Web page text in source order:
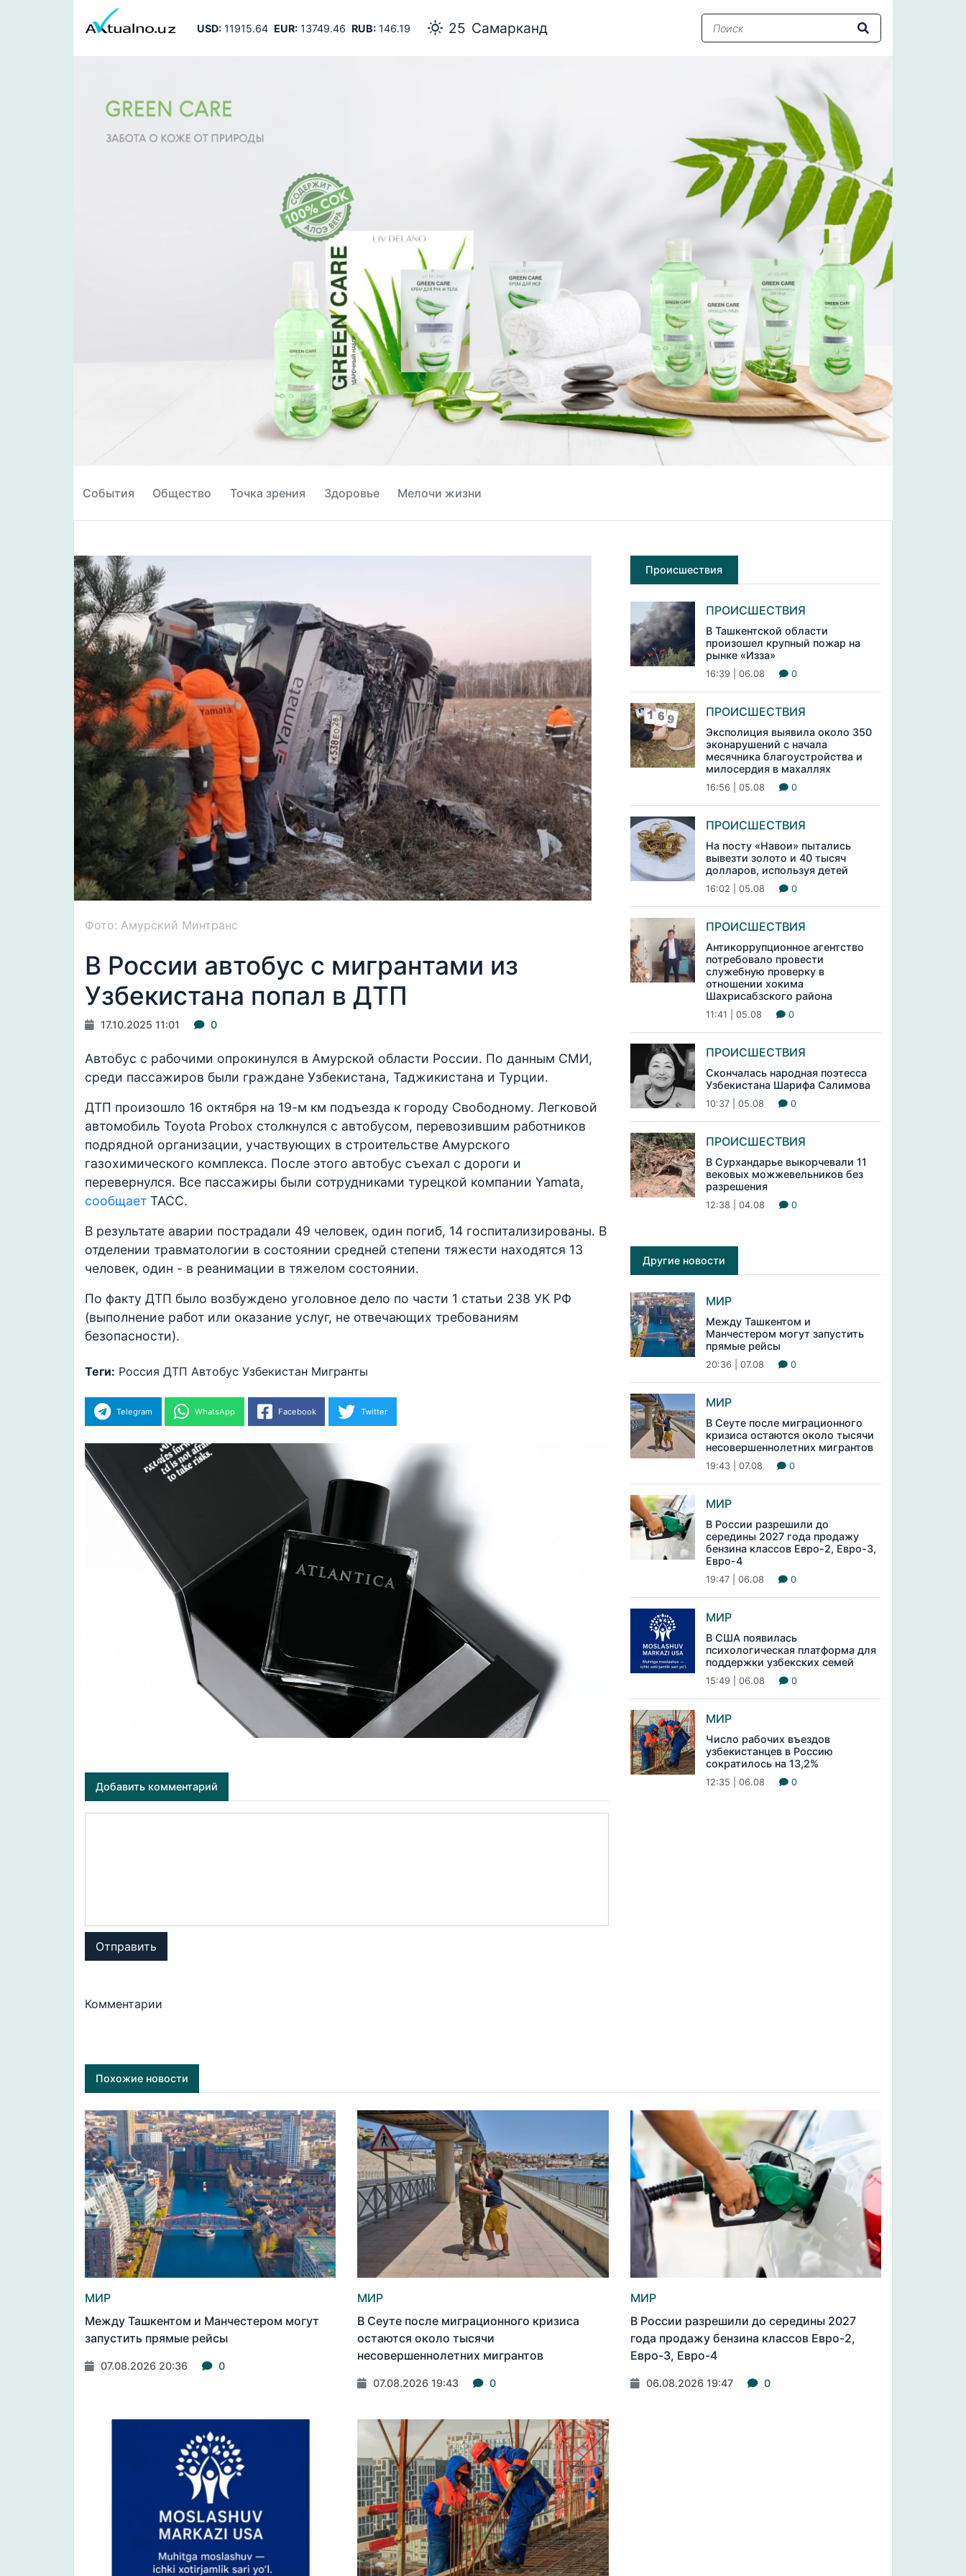
USD:11915.64 EUR:13749.46 RUB:146.19 25 Самарканд
События Общество Точка зрения Здоровье Мелочи жизни
Фото: Амурский Минтранс
В России автобус с мигрантами из
Узбекистана попал в ДТП
17.10.2025 11:01 0
Автобус с рабочими опрокинулся в Амурской области России. По данным СМИ,
среди пассажиров были граждане Узбекистана, Таджикистана и Турции.
ДТП произошло 16 октября на 19-м км подъезда к городу Свободному. Легковой
автомобиль Toyota Probox столкнулся с автобусом, перевозившим работников
подрядной организации, участвующих в строительстве Амурского
газохимического комплекса. После этого автобус съехал с дороги и
перевернулся. Все пассажиры были сотрудниками турецкой компании Yamata,
сообщает ТАСС.
В результате аварии пострадали 49 человек, один погиб, 14 госпитализированы. В
отделении травматологии в состоянии средней степени тяжести находятся 13
человек, один - в реанимации в тяжелом состоянии.
По факту ДТП было возбуждено уголовное дело по части 1 статьи 238 УК РФ
(выполнение работ или оказание услуг, не отвечающих требованиям
безопасности).
Теги: Россия ДТП Автобус Узбекистан Мигранты
Telegram WhatsApp Facebook Twitter
Добавить комментарий
Отправить
Комментарии
Происшествия
ПРОИСШЕСТВИЯ
В Ташкентской области
произошел крупный пожар на
рынке «Изза»
16:39 | 06.08 0
ПРОИСШЕСТВИЯ
Эксполиция выявила около 350
эконарушений с начала
месячника благоустройства и
милосердия в махаллях
16:56 | 05.08 0
ПРОИСШЕСТВИЯ
На посту «Навои» пытались
вывезти золото и 40 тысяч
долларов, используя детей
16:02 | 05.08 0
ПРОИСШЕСТВИЯ
Антикоррупционное агентство
потребовало провести
служебную проверку в
отношении хокима
Шахрисабзского района
11:41 | 05.08 0
ПРОИСШЕСТВИЯ
Скончалась народная поэтесса
Узбекистана Шарифа Салимова
10:37 | 05.08 0
ПРОИСШЕСТВИЯ
В Сурхандарье выкорчевали 11
вековых можжевельников без
разрешения
12:38 | 04.08 0
Другие новости
МИР
Между Ташкентом и
Манчестером могут запустить
прямые рейсы
20:36 | 07.08 0
МИР
В Сеуте после миграционного
кризиса остаются около тысячи
несовершеннолетних мигрантов
19:43 | 07.08 0
МИР
В России разрешили до
середины 2027 года продажу
бензина классов Евро-2, Евро-3,
Евро-4
19:47 | 06.08 0
МИР
В США появилась
психологическая платформа для
поддержки узбекских семей
15:49 | 06.08 0
МИР
Число рабочих въездов
узбекистанцев в Россию
сократилось на 13,2%
12:35 | 06.08 0
Похожие новости
МИР
Между Ташкентом и Манчестером могут
запустить прямые рейсы
07.08.2026 20:36 0
МИР
В Сеуте после миграционного кризиса
остаются около тысячи
несовершеннолетних мигрантов
07.08.2026 19:43 0
МИР
В России разрешили до середины 2027
года продажу бензина классов Евро-2,
Евро-3, Евро-4
06.08.2026 19:47 0